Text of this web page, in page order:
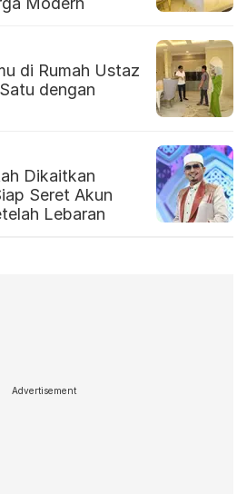
di Rumah Ustaz
dengan
Dikaitkan
Seret Akun
Lebaran
Advertisement